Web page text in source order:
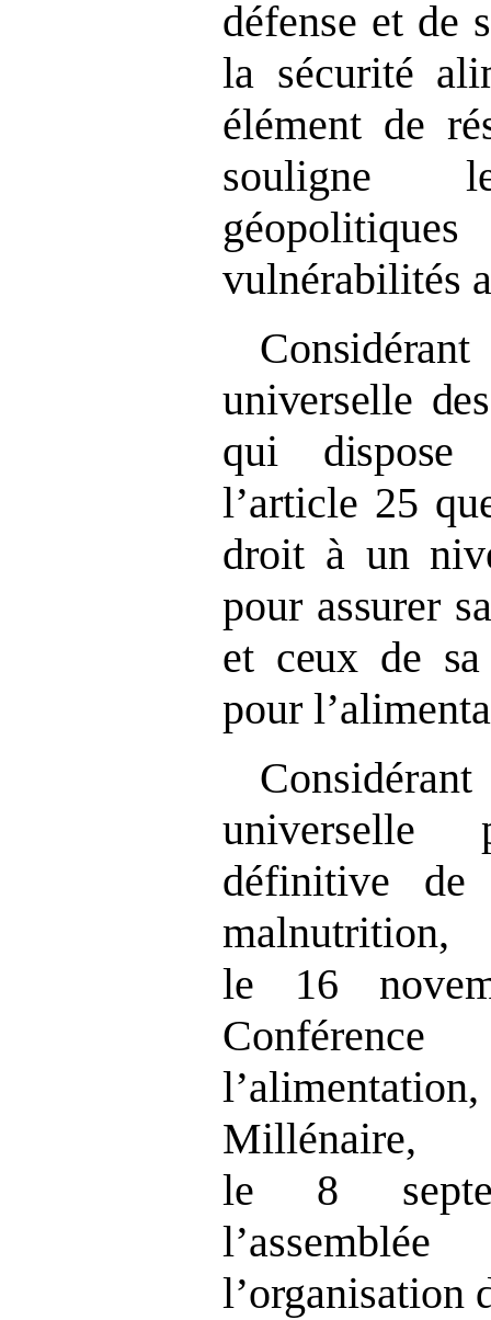
défense et de
la sécurité
élément de
souligne
vulnérabilités
universelle
qui dispose
l’article 25
droit à un
pour assurer
et ceux de
pour
universelle
définitive
le 16
le 8
l’organisation